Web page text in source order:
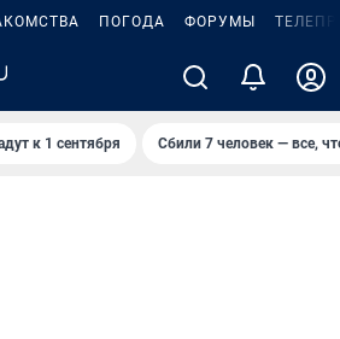
ПОГОДА ФОРУМЫ
к 1 сентября Сбили 7 человек — все,